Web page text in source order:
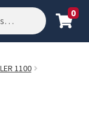
0
1100